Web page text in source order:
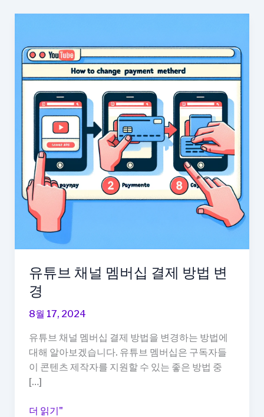
유튜브 채널 멤버십 결제 방법 변
경
8월 17, 2024
유튜브 채널 멤버십 결제 방법을 변경하는 방법에
대해 알아보겠습니다. 유튜브 멤버십은 구독자들
이 콘텐츠 제작자를 지원할 수 있는 좋은 방법 중
[…]
유
더 읽기"